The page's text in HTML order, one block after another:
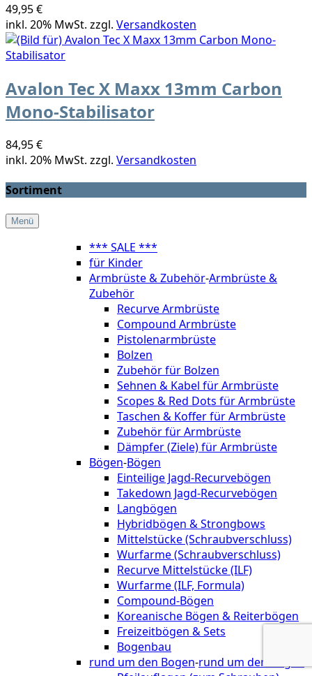
49,95 €
inkl. 20% MwSt. zzgl. Versandkosten
Avalon Tec X Maxx 13mm Carbon
Mono-Stabilisator
84,95 €
inkl. 20% MwSt. zzgl. Versandkosten
Sortiment
Menü
*** SALE ***
für Kinder
Armbrüste & Zubehör-Armbrüste &
Zubehör
Recurve Armbrüste
Compound Armbrüste
Pistolenarmbrüste
Bolzen
Zubehör für Bolzen
Sehnen & Kabel für Armbrüste
Scopes & Red Dots für Armbrüste
Taschen & Koffer für Armbrüste
Zubehör für Armbrüste
Dämpfer (Ziele) für Armbrüste
Bögen-Bögen
Einteilige Jagd-Recurvebögen
Takedown Jagd-Recurvebögen
Langbögen
Hybridbögen & Strongbows
Mittelstücke (Schraubverschluss)
Wurfarme (Schraubverschluss)
Recurve Mittelstücke (ILF)
Wurfarme (ILF, Formula)
Compound-Bögen
Koreanische Bögen & Reiterbögen
Freizeitbögen & Sets
Bogenbau
rund um den Bogen-rund um den Bogen